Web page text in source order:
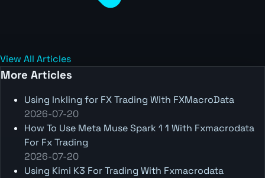
View All Articles
More Articles
Using Inkling for FX Trading With FXMacroData
2026-07-20
How To Use Meta Muse Spark 1 1 With Fxmacrodata
For Fx Trading
2026-07-20
Using Kimi K3 For Trading With Fxmacrodata